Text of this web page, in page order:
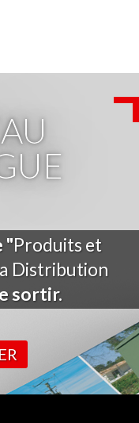
"Produits et
Distribution
sortir.